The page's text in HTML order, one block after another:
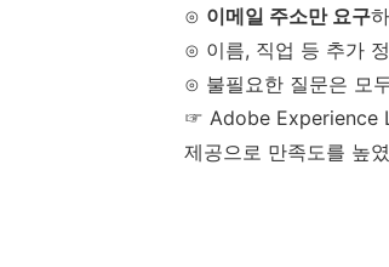
⊙ 이메일 주소만 요구
⊙ 이름, 직업 등 추가
⊙ 불필요한 질문은 모
☞ Adobe Experience
제공으로 만족도를 높